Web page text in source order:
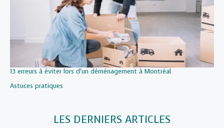
13 erreurs à éviter lors d’un déménagement à Montréal
Par rapport à
Astuces pratiques
LES DERNIERS ARTICLES